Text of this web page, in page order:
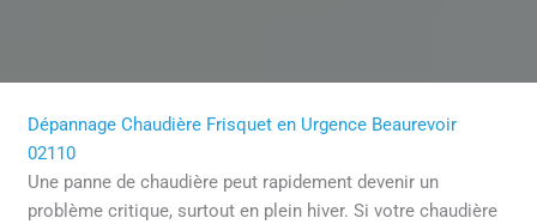
Dépannage Chaudière Frisquet en Urgence Beaurevoir
02110
Une panne de chaudière peut rapidement devenir un
problème critique, surtout en plein hiver. Si votre chaudière